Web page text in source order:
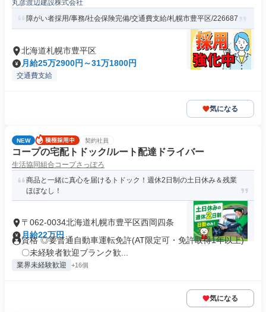
丸彦渡辺建設株式会社
障がい者採用/事務/社会保険完備/交通費支給/札幌市豊平区/226687
北海道札幌市豊平区
月給25万2900円～31万1800円
交通費支給
気になる
NEW 契約社員
コープの宅配トドック/ルート配達ドライバー
生活協同組合コープさっぽろ
商品と一緒に真心を届けるトドック！週休2日制の土日休み＆残業
ほぼなし！
〒062-0034北海道札幌市豊平区西岡四条
月給22万円
資格 ◎要普通自動車運転免許(AT限定可・免許取得1年以上)
〇未経験者歓迎ブランク歓...
業界未経験歓迎 +16個
気になる